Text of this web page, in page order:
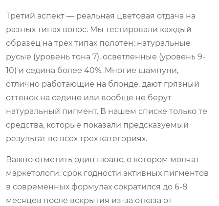
Третий аспект — реальная цветовая отдача на
разных типах волос. Мы тестировали каждый
образец на трех типах полотен: натуральные
русые (уровень тона 7), осветленные (уровень 9-
10) и седина более 40%. Многие шампуни,
отлично работающие на блонде, дают грязный
оттенок на седине или вообще не берут
натуральный пигмент. В нашем списке только те
средства, которые показали предсказуемый
результат во всех трех категориях.
Важно отметить один нюанс, о котором молчат
маркетологи: срок годности активных пигментов
в современных формулах сократился до 6-8
месяцев после вскрытия из-за отказа от